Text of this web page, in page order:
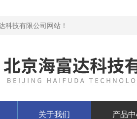
科技有限公司网站！
关于我们 产品